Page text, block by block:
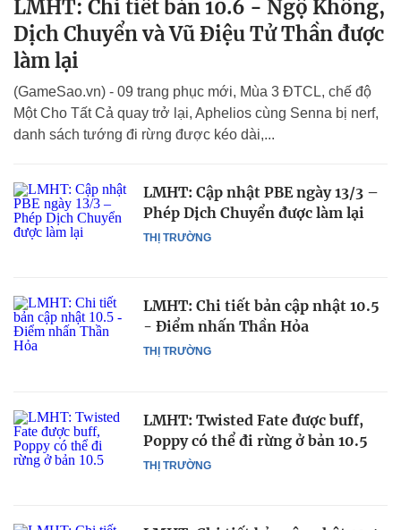
LMHT: Chi tiết bản 10.6 - Ngộ Không,
Dịch Chuyển và Vũ Điệu Tử Thần được
làm lại
(GameSao.vn) - 09 trang phục mới, Mùa 3 ĐTCL, chế độ
Một Cho Tất Cả quay trở lại, Aphelios cùng Senna bị nerf,
danh sách tướng đi rừng được kéo dài,...
THỊ TRƯỜNG
LMHT: Cập nhật PBE ngày 13/3 –
Phép Dịch Chuyển được làm lại
THỊ TRƯỜNG
LMHT: Chi tiết bản cập nhật 10.5
- Điểm nhấn Thần Hỏa
THỊ TRƯỜNG
LMHT: Twisted Fate được buff,
Poppy có thể đi rừng ở bản 10.5